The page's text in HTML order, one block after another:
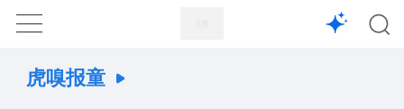
1X
虎嗅报童